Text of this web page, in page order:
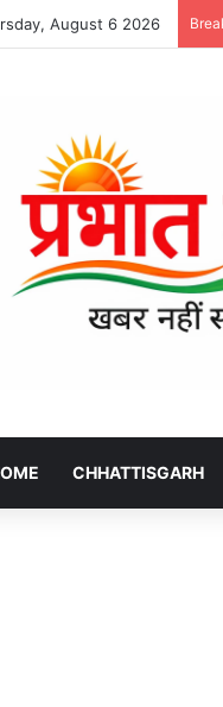
August 6 2026
CHHATTISGARH